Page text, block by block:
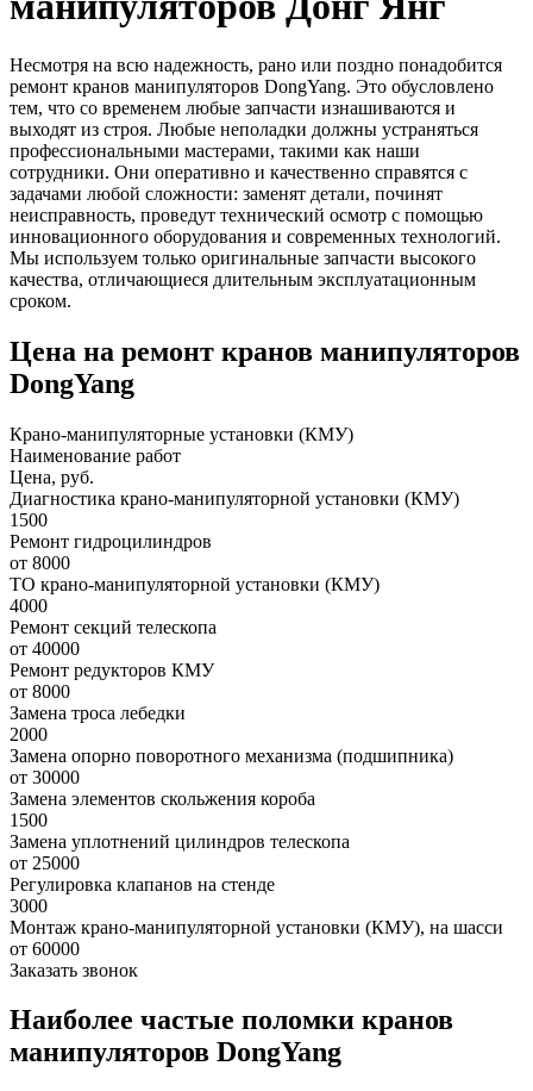
Несмотря на всю надежность, рано или поздно понадобится
ремонт кранов манипуляторов DongYang. Это обусловлено
тем, что со временем любые запчасти изнашиваются и
выходят из строя. Любые неполадки должны устраняться
профессиональными мастерами, такими как наши
сотрудники. Они оперативно и качественно справятся с
задачами любой сложности: заменят детали, починят
неисправность, проведут технический осмотр с помощью
инновационного оборудования и современных технологий.
Мы используем только оригинальные запчасти высокого
качества, отличающиеся длительным эксплуатационным
сроком.
Цена на ремонт кранов манипуляторов
DongYang
Крано-манипуляторные установки (КМУ)
Наименование работ
Цена, руб.
Диагностика крано-манипуляторной установки (КМУ)
1500
Ремонт гидроцилиндров
от 8000
ТО крано-манипуляторной установки (КМУ)
4000
Ремонт секций телескопа
от 40000
Ремонт редукторов КМУ
от 8000
Замена троса лебедки
2000
Замена опорно поворотного механизма (подшипника)
от 30000
Замена элементов скольжения короба
1500
Замена уплотнений цилиндров телескопа
от 25000
Регулировка клапанов на стенде
3000
Монтаж крано-манипуляторной установки (КМУ), на шасси
от 60000
Заказать звонок
Наиболее частые поломки кранов
манипуляторов DongYang